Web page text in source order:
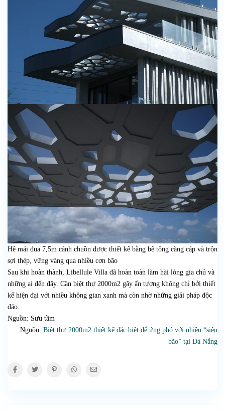
Hệ mái đua 7,5m cánh chuồn được thiết kế bằng bê tông căng cáp và trộn
sợi thép, vững vàng qua nhiều cơn bão
Sau khi hoàn thành, Libellule Villa đã hoàn toàn làm hài lòng gia chủ và
những ai đến đây. Căn biệt thự 2000m2 gây ấn tượng không chỉ bởi thiết
kế hiện đại với nhiều không gian xanh mà còn nhờ những giải pháp độc
đáo.
Nguồn: Sưu tầm
Nguồn: Biệt thự 2000m2 thiết kế đặc biệt để ứng phó với nhiều “siêu
bão” tại Đà Nẵng